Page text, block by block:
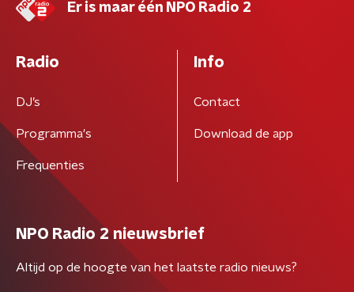
Er is maar één NPO Radio 2
Radio
DJ’s
Programma's
Frequenties
Info
Contact
Download de app
NPO Radio 2 nieuwsbrief
Altijd op de hoogte van het laatste radio nieuws?